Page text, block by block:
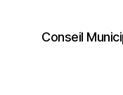
Conseil